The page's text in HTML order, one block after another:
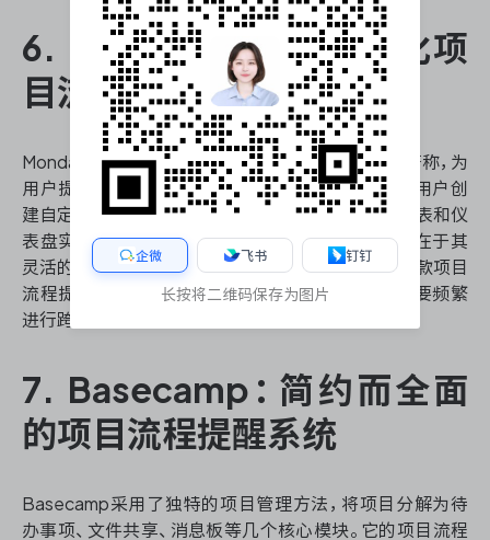
6. Monday.com：可视化项
目流程提醒管理工具
Monday.com以其色彩丰富、高度可定制的界面而著称，为
用户提供了直观的项目流程提醒体验。该平台允许用户创
建自定义工作流程，设置自动化提醒，并通过各种图表和仪
表盘实时监控项目进度。Monday.com的独特之处在于其
灵活的列类型，可以根据不同项目需求进行调整。这款项目
流程提醒软件适合各种规模的团队，特别是那些需要频繁
进行跨部门协作的组织。
7. Basecamp：简约而全面
的项目流程提醒系统
Basecamp采用了独特的项目管理方法，将项目分解为待
办事项、文件共享、消息板等几个核心模块。它的项目流程
企微 飞书 钉钉
长按将二维码保存为图片